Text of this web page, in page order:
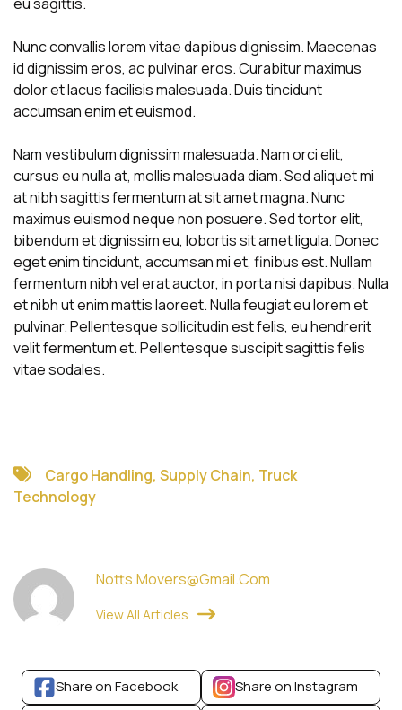
Nunc convallis lorem vitae dapibus dignissim. Maecenas
id dignissim eros, ac pulvinar eros. Curabitur maximus
dolor et lacus facilisis malesuada. Duis tincidunt
accumsan enim et euismod.
Nam vestibulum dignissim malesuada. Nam orci elit,
cursus eu nulla at, mollis malesuada diam. Sed aliquet mi
at nibh sagittis fermentum at sit amet magna. Nunc
maximus euismod neque non posuere. Sed tortor elit,
bibendum et dignissim eu, lobortis sit amet ligula. Donec
eget enim tincidunt, accumsan mi et, finibus est. Nullam
fermentum nibh vel erat auctor, in porta nisi dapibus. Nulla
et nibh ut enim mattis laoreet. Nulla feugiat eu lorem et
pulvinar. Pellentesque sollicitudin est felis, eu hendrerit
velit fermentum et. Pellentesque suscipit sagittis felis
vitae sodales.
Cargo Handling, Supply Chain, Truck
Technology
Notts.movers@gmail.com
View All Articles
Share on Facebook
Share on Instagram